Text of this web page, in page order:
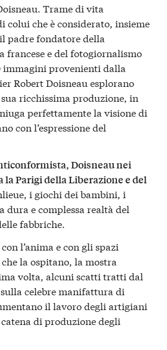
Trame di vita
colui che è considerato, insieme
padre fondatore della
francese e del fotogiornalismo
immagini provenienti dalla
Robert Doisneau esplorano
ricchissima produzione, in
perfettamente la visione di
con l’espressione del
Doisneau nei
la Parigi della Liberazione e del
i giochi dei bambini, i
dura e complessa realtà del
fabbriche.
l’anima e con gli spazi
la ospitano, la mostra
volta, alcuni scatti tratti dal
celebre manifattura di
il lavoro degli artigiani
di produzione degli